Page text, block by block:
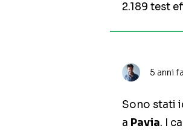
2.189 test
5 anni fa
Sono stati
a Pavia. I